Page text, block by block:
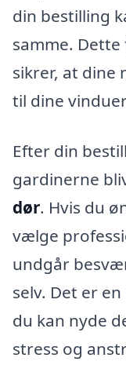
din bestilling
samme.
sikrer, at dine
til dine
Efter din
gardinerne
dør. Hvis du
vælge
undgår
selv. Det er
du kan nyde
stress og